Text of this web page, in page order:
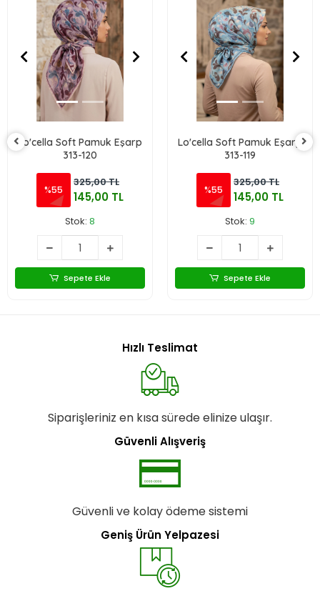
Lo'cella Soft Pamuk Eşarp
313-120
%55
325,00 TL
145,00 TL
Stok: 8
Sepete Ekle
Lo'cella Soft Pamuk Eşarp
313-119
%55
325,00 TL
145,00 TL
Stok: 9
Sepete Ekle
Hızlı Teslimat
Siparişleriniz en kısa sürede elinize ulaşır.
Güvenli Alışveriş
Güvenli ve kolay ödeme sistemi
Geniş Ürün Yelpazesi